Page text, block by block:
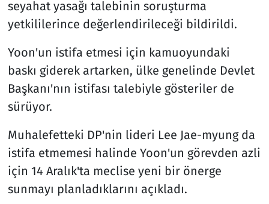
seyahat yasağı talebinin soruşturma
yetkililerince değerlendirileceği bildirildi.
Yoon'un istifa etmesi için kamuoyundaki
baskı giderek artarken, ülke genelinde Devlet
Başkanı'nın istifası talebiyle gösteriler de
sürüyor.
Muhalefetteki DP'nin lideri Lee Jae-myung da
istifa etmemesi halinde Yoon'un görevden azli
için 14 Aralık'ta meclise yeni bir önerge
sunmayı planladıklarını açıkladı.